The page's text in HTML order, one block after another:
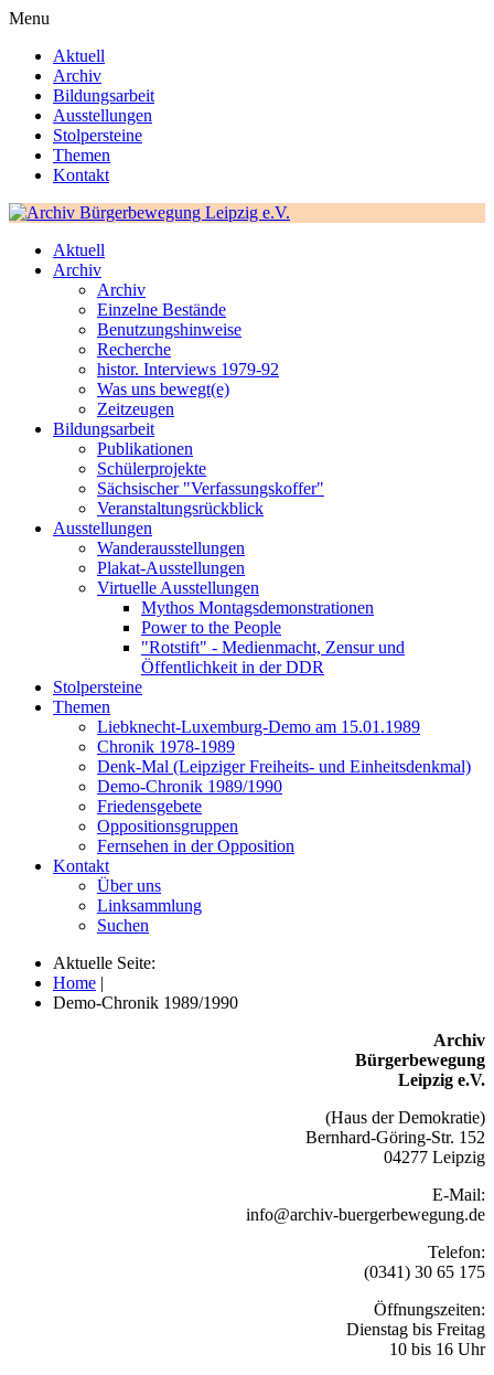
Menu
Aktuell
Archiv
Bildungsarbeit
Ausstellungen
Stolpersteine
Themen
Kontakt
Aktuell
Archiv
Archiv
Einzelne Bestände
Benutzungshinweise
Recherche
histor. Interviews 1979-92
Was uns bewegt(e)
Zeitzeugen
Bildungsarbeit
Publikationen
Schülerprojekte
Sächsischer "Verfassungskoffer"
Veranstaltungsrückblick
Ausstellungen
Wanderausstellungen
Plakat-Ausstellungen
Virtuelle Ausstellungen
Mythos Montagsdemonstrationen
Power to the People
"Rotstift" - Medienmacht, Zensur und
Öffentlichkeit in der DDR
Stolpersteine
Themen
Liebknecht-Luxemburg-Demo am 15.01.1989
Chronik 1978-1989
Denk-Mal (Leipziger Freiheits- und Einheitsdenkmal)
Demo-Chronik 1989/1990
Friedensgebete
Oppositionsgruppen
Fernsehen in der Opposition
Kontakt
Über uns
Linksammlung
Suchen
Aktuelle Seite:
Home |
Demo-Chronik 1989/1990
Archiv
Bürgerbewegung
Leipzig e.V.
(Haus der Demokratie)
Bernhard-Göring-Str. 152
04277 Leipzig
E-Mail:
info@archiv-buergerbewegung.de
Telefon:
(0341) 30 65 175
Öffnungszeiten:
Dienstag bis Freitag
10 bis 16 Uhr